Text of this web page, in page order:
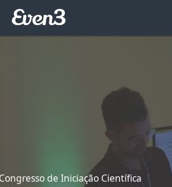
de Iniciação Científica